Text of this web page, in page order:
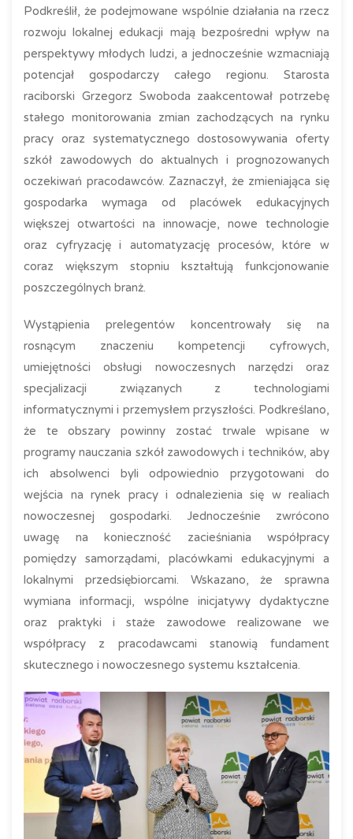
Podkreślił, że podejmowane wspólnie działania na rzecz
rozwoju lokalnej edukacji mają bezpośredni wpływ na
perspektywy młodych ludzi, a jednocześnie wzmacniają
potencjał gospodarczy całego regionu. Starosta
raciborski Grzegorz Swoboda zaakcentował potrzebę
stałego monitorowania zmian zachodzących na rynku
pracy oraz systematycznego dostosowywania oferty
szkół zawodowych do aktualnych i prognozowanych
oczekiwań pracodawców. Zaznaczył, że zmieniająca się
gospodarka wymaga od placówek edukacyjnych
większej otwartości na innowacje, nowe technologie
oraz cyfryzację i automatyzację procesów, które w
coraz większym stopniu kształtują funkcjonowanie
poszczególnych branż.
Wystąpienia prelegentów koncentrowały się na
rosnącym znaczeniu kompetencji cyfrowych,
umiejętności obsługi nowoczesnych narzędzi oraz
specjalizacji związanych z technologiami
informatycznymi i przemysłem przyszłości. Podkreślano,
że te obszary powinny zostać trwale wpisane w
programy nauczania szkół zawodowych i techników, aby
ich absolwenci byli odpowiednio przygotowani do
wejścia na rynek pracy i odnalezienia się w realiach
nowoczesnej gospodarki. Jednocześnie zwrócono
uwagę na konieczność zacieśniania współpracy
pomiędzy samorządami, placówkami edukacyjnymi a
lokalnymi przedsiębiorcami. Wskazano, że sprawna
wymiana informacji, wspólne inicjatywy dydaktyczne
oraz praktyki i staże zawodowe realizowane we
współpracy z pracodawcami stanowią fundament
skutecznego i nowoczesnego systemu kształcenia.